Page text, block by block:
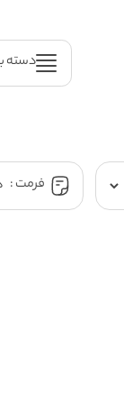
دسته
فرمت :